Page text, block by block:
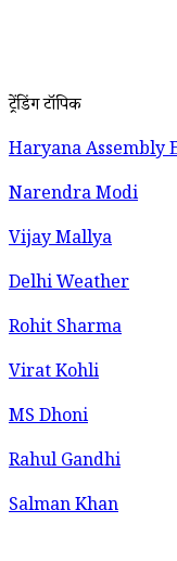
ट्रेंडिंग टॉपिक
Haryana Assembly
Narendra Modi
Vijay Mallya
Delhi Weather
Rohit Sharma
Virat Kohli
MS Dhoni
Rahul Gandhi
Salman Khan